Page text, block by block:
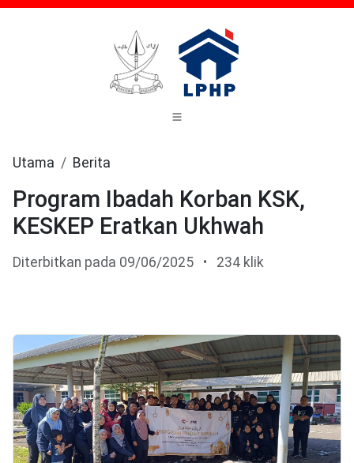
Utama Berita
Program Ibadah Korban KSK,
KESKEP Eratkan Ukhwah
Diterbitkan pada 09/06/2025 • 234 klik